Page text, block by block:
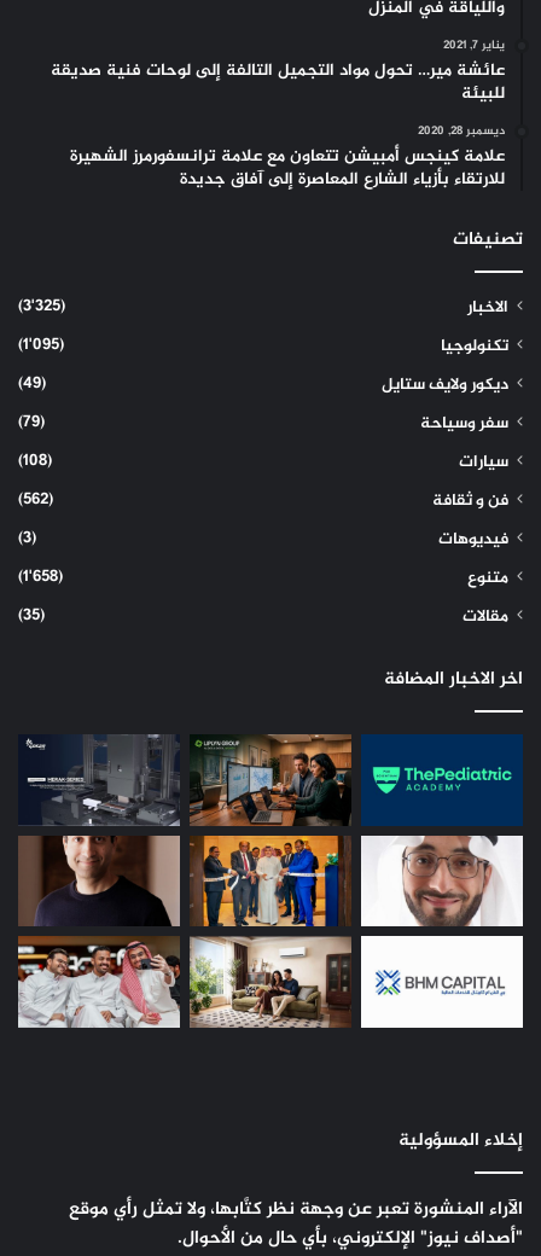
واللياقة في المنزل
يناير 7, 2021
عائشة مير… تحول مواد التجميل التالفة إلى لوحات فنية صديقة
للبيئة
ديسمبر 28, 2020
علامة كينجس أمبيشن تتعاون مع علامة ترانسفورمرز الشهيرة
للارتقاء بأزياء الشارع المعاصرة إلى آفاق جديدة
تصنيفات
الاخبار
(3٬325)
تكنولوجيا
(1٬095)
ديكور ولايف ستايل
(49)
سفر وسياحة
(79)
سيارات
(108)
فن و ثقافة
(562)
فيديوهات
(3)
متنوع
(1٬658)
مقالات
(35)
اخر الاخبار المضافة
إخلاء المسؤولية
الآراء المنشورة تعبر عن وجهة نظر كتَّابها، ولا تمثل رأي موقع
"أصداف نيوز" الإلكتروني، بأي حال من الأحوال.